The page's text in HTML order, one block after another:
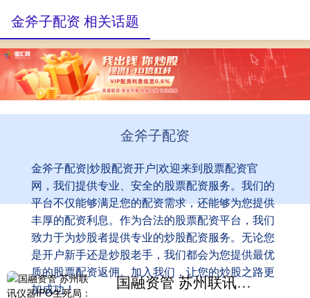
金斧子配资
金斧子配资|炒股配资开户|欢迎来到股票配资官
网，我们提供专业、安全的股票配资服务。我们的
平台不仅能够满足您的配资需求，还能够为您提供
丰厚的配资利息。作为合法的股票配资平台，我们
致力于为炒股者提供专业的炒股配资服务。无论您
是开户新手还是炒股老手，我们都会为您提供最优
质的股票配资返佣。加入我们，让您的炒股之路更
加成功！
金斧子配资 相关话题
国融资管 苏州联讯仪器IPO生死局：亿元债务与侵权诉讼下的“科创”画皮